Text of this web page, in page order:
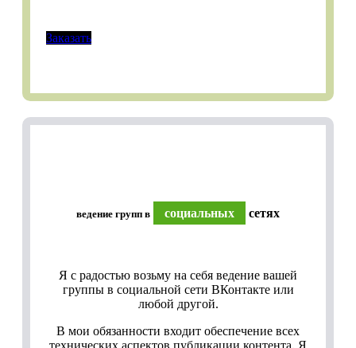
Заказать
ведение групп в социальных сетях
Я с радостью возьму на себя ведение вашей
группы в социальной сети ВКонтакте или
любой другой.
В мои обязанности входит обеспечение всех
технических аспектов публикации контента. Я